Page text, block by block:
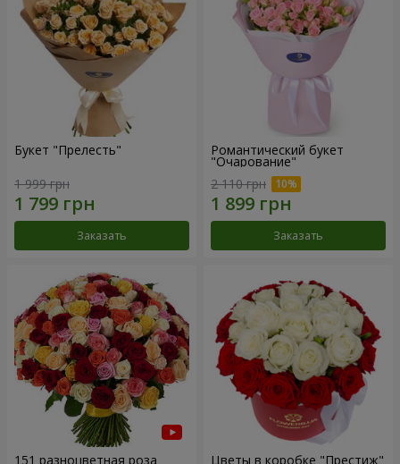
Букет "Прелесть"
1 999 грн
Заказать
Романтический букет
"Очарование"
2 110 грн
Заказать
151 разноцветная роза Цветы в коробке "Престиж"